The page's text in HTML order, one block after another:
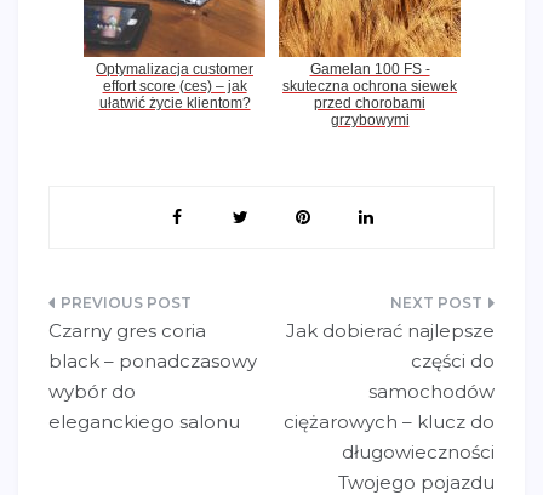
Optymalizacja customer
effort score (ces) – jak
ułatwić życie klientom?
Gamelan 100 FS -
skuteczna ochrona siewek
przed chorobami
grzybowymi
Nawigacja
wpisu
Czarny gres coria
black – ponadczasowy
wybór do
eleganckiego salonu
Jak dobierać najlepsze
części do
samochodów
ciężarowych – klucz do
długowieczności
Twojego pojazdu